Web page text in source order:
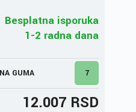
Besplatna isporuka
1-2 radna dana
GUMA 7
12.007 RSD